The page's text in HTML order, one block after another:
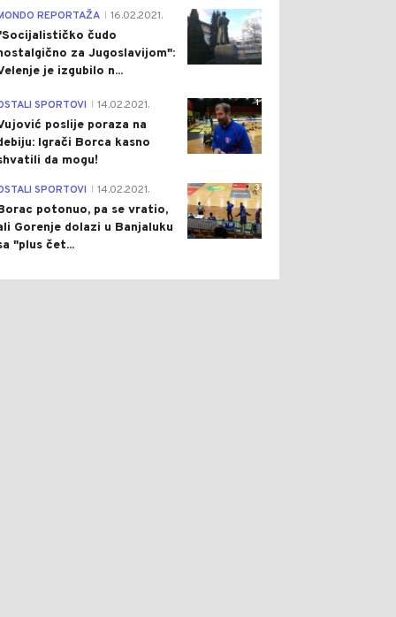
0
HRONIKA | Pre 7 h
ZA
U POKUŠAJU
ZABRANA
DRUŠTVO Pre 8 h
PRIVREMENA OBUSTAVA: U
KRAJIŠKOG KORPUSA
4
REPORTAŽA 16.02.2021.
čudo
za Jugoslavijom":
je izgubilo n...
1
SPORTOVI 14.02.2021.
poslije poraza na
Igrači Borca kasno
da mogu!
3
SPORTOVI 14.02.2021.
potonuo, pa se vratio,
Gorenje dolazi u Banjaluku
"plus čet...